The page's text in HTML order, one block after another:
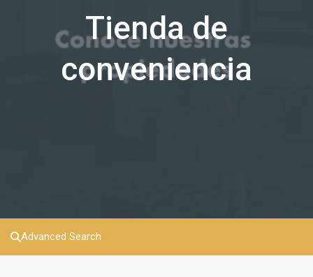
Tienda de
conveniencia
Advanced Search